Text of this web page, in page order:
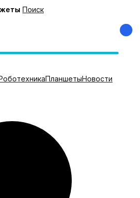
Поиск
ПланшетыНовости